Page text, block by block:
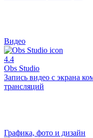
Видео
4.4
Obs Studio
Запись видео с экрана
трансляций
Графика, фото и дизайн